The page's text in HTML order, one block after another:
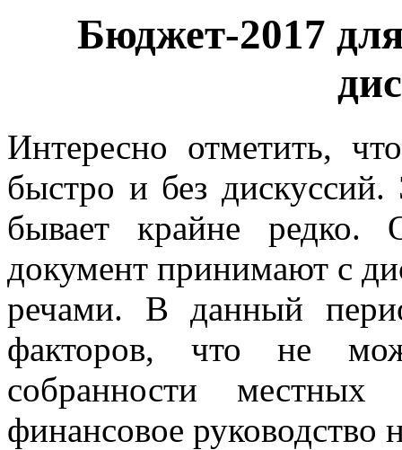
Бюджет-2017
Интересно отметить,
быстро и без
бывает крайне редко.
документ принимают с
речами. В данный
факторов, что не
собранности
финансовое